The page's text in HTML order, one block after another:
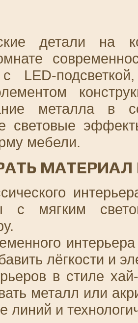
детали на
с LED-
металла в
световые
мебели.
с мягким
лёгкости и
в стиле
металл или
линий и